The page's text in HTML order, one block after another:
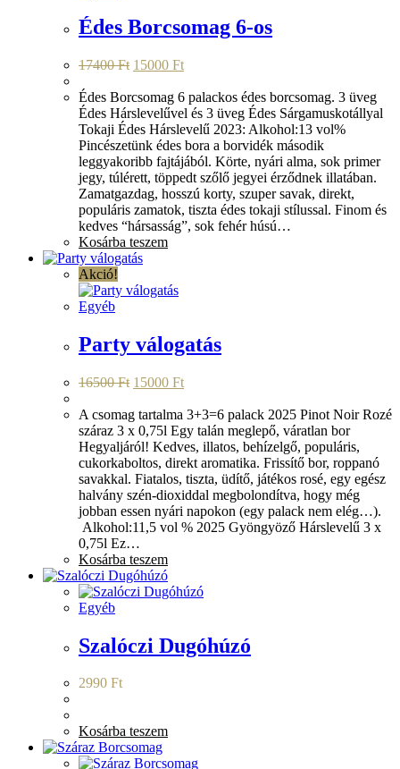
Édes Borcsomag 6-os
17400Ft Original
was:
17400 Ft.
15000 FtCurrent
is:
15000 Ft.
Édes Borcsomag 6 palackos édes borcsomag. 3 üveg
Édes Hárslevelűvel és 3 üveg Édes Sárgamuskotállyal
Tokaji Édes Hárslevelű 2023: Alkohol:13 vol%
Pincészetünk édes bora a borvidék második
leggyakoribb fajtájából. Körte, nyári alma, sok primer
jegy, túlérett, töppedt szőlő jegyei érződnek illatában.
Zamatgazdag, hosszú korty, szuper savak, direkt,
populáris zamatok, tiszta édes tokaji stílussal. Finom és
kedves “hársasság”, sok fehér húsú…
Kosárba teszem
Akció!
Egyéb
Party válogatás
16500Ft Original
was:
16500 Ft.
15000 FtCurrent
is:
15000 Ft.
A csomag tartalma 3+3=6 palack 2025 Pinot Noir Rozé
száraz 3 x 0,75l Egy talán meglepő, váratlan bor
Hegyaljáról! Kedves, illatos, behízelgő, populáris,
cukorkaboltos, direkt aromatika. Frissítő bor, roppanó
savakkal. Fiatalos, tiszta, üdítő, játékos rosé, egy egész
halvány szén-dioxiddal megbolondítva, hogy még
jobban essen nyári napokon (egy palack nem elég…).
Alkohol:11,5 vol % 2025 Gyöngyöző Hárslevelű 3 x
0,75l Ez…
Kosárba teszem
Egyéb
Szalóczi Dugóhúzó
2990 Ft
Kosárba teszem